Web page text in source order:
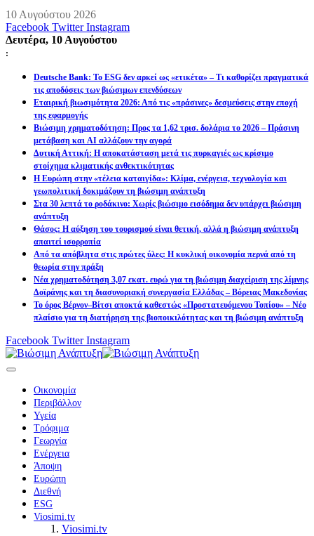
10 Αυγούστου 2026
Facebook Twitter Instagram
Δευτέρα, 10 Αυγούστου
:
Deutsche Bank: Το ESG δεν αρκεί ως «ετικέτα» – Τι καθορίζει πραγματικά
τις αποδόσεις των βιώσιμων επενδύσεων
Εταιρική βιωσιμότητα 2026: Από τις «πράσινες» δεσμεύσεις στην εποχή
της εφαρμογής
Βιώσιμη χρηματοδότηση: Προς τα 1,62 τρισ. δολάρια το 2026 – Πράσινη
μετάβαση και AI αλλάζουν την αγορά
Δυτική Αττική: Η αποκατάσταση μετά τις πυρκαγιές ως κρίσιμο
στοίχημα κλιματικής ανθεκτικότητας
Η Ευρώπη στην «τέλεια καταιγίδα»: Κλίμα, ενέργεια, τεχνολογία και
γεωπολιτική δοκιμάζουν τη βιώσιμη ανάπτυξη
Στα 30 λεπτά το ροδάκινο: Χωρίς βιώσιμο εισόδημα δεν υπάρχει βιώσιμη
ανάπτυξη
Θάσος: Η αύξηση του τουρισμού είναι θετική, αλλά η βιώσιμη ανάπτυξη
απαιτεί ισορροπία
Από τα απόβλητα στις πρώτες ύλες: Η κυκλική οικονομία περνά από τη
θεωρία στην πράξη
Νέα χρηματοδότηση 3,07 εκατ. ευρώ για τη βιώσιμη διαχείριση της λίμνης
Δοϊράνης και τη διασυνοριακή συνεργασία Ελλάδας – Βόρειας Μακεδονίας
Το όρος Βέρνον–Βίτσι αποκτά καθεστώς «Προστατευόμενου Τοπίου» – Νέο
πλαίσιο για τη διατήρηση της βιοποικιλότητας και τη βιώσιμη ανάπτυξη
Facebook Twitter Instagram
Οικονομία
Περιβάλλον
Υγεία
Τρόφιμα
Γεωργία
Ενέργεια
Άποψη
Ευρώπη
Διεθνή
ESG
Viosimi.tv
Viosimi.tv